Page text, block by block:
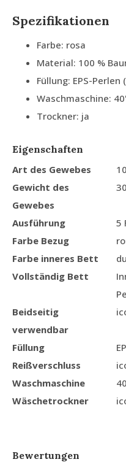
Spezifikationen
Farbe: rosa
Material: 100 %
Füllung: EPS-Perlen
Waschmaschine:
Trockner: ja
Eigenschaften
Art des Gewebes
Gewicht des
Gewebes
Ausführung
5
Farbe Bezug
Farbe inneres Bett
Vollständig Bett
Beidseitig
verwendbar
Füllung
Reißverschluss
Waschmaschine
Wäschetrockner
Bewertungen